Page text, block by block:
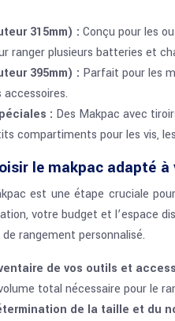
315mm) : Conçu pour les
ranger plusieurs batteries et
395mm) : Parfait pour les
: Des Makpac avec
compartiments pour les vis,
le makpac adapté à
est une étape cruciale
votre budget et l’espace
rangement personnalisé.
de vos outils et
total nécessaire pour le
de la taille et du